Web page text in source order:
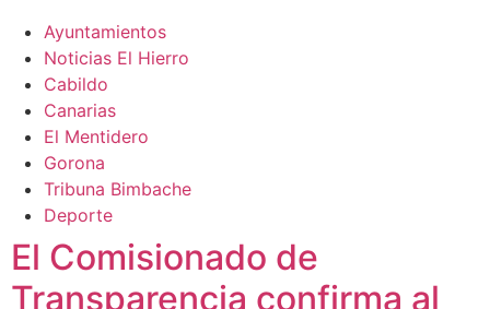
Ayuntamientos
Noticias El Hierro
Cabildo
Canarias
El Mentidero
Gorona
Tribuna Bimbache
Deporte
El Comisionado de
Transparencia confirma al